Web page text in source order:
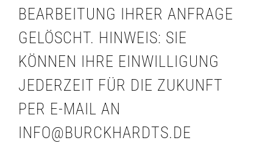
BEARBEITUNG IHRER ANFRAGE
GELÖSCHT. HINWEIS: SIE
KÖNNEN IHRE EINWILLIGUNG
JEDERZEIT FÜR DIE ZUKUNFT
PER E-MAIL AN
INFO@BURCKHARDTS.DE